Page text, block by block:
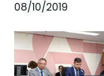
08/10/2019